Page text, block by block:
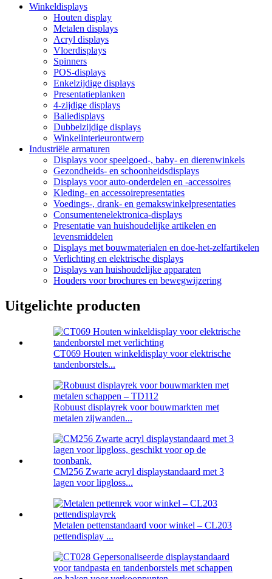
Winkeldisplays
Houten display
Metalen displays
Acryl displays
Vloerdisplays
Spinners
POS-displays
Enkelzijdige displays
Presentatieplanken
4-zijdige displays
Baliedisplays
Dubbelzijdige displays
Winkelinterieurontwerp
Industriële armaturen
Displays voor speelgoed-, baby- en dierenwinkels
Gezondheids- en schoonheidsdisplays
Displays voor auto-onderdelen en -accessoires
Kleding- en accessoirepresentaties
Voedings-, drank- en gemakswinkelpresentaties
Consumentenelektronica-displays
Presentatie van huishoudelijke artikelen en
levensmiddelen
Displays met bouwmaterialen en doe-het-zelfartikelen
Verlichting en elektrische displays
Displays van huishoudelijke apparaten
Houders voor brochures en bewegwijzering
Uitgelichte producten
CT069 Houten winkeldisplay voor elektrische
tandenborstels...
Robuust displayrek voor bouwmarkten met
metalen zijwanden...
CM256 Zwarte acryl displaystandaard met 3
lagen voor lipgloss...
Metalen pettenstandaard voor winkel – CL203
pettendisplay ...